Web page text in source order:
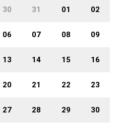
30 31 01 02
06 07 08 09
13 14 15 16
20 21 22 23
27 28 29 30